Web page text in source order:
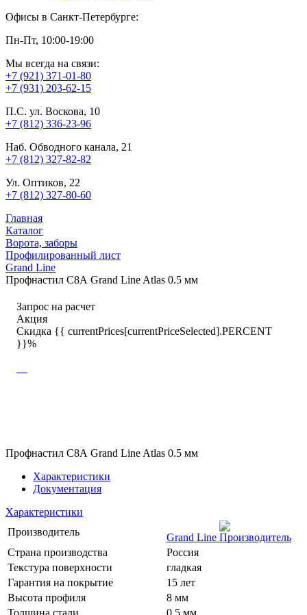
Офисы в Санкт-Петербурге:
Пн-Пт, 10:00-19:00
Мы всегда на связи:
+7 (921) 371-01-80
+7 (931) 203-62-15
П.С. ул. Воскова, 10
+7 (812) 336-23-96
Наб. Обводного канала, 21
+7 (812) 327-82-82
Ул. Оптиков, 22
+7 (812) 327-80-60
Главная
Каталог
Ворота, заборы
Профилированный лист
Grand Line
Профнастил С8А Grand Line Atlas 0.5 мм
Запрос на расчет
Акция
Скидка {{ currentPrices[currentPriceSelected].PERCENT
}}%
Профнастил С8А Grand Line Atlas 0.5 мм
Характеристики
Документация
Характеристики
Производитель
Grand Line
Страна производства
Россия
Текстура поверхности
гладкая
Гарантия на покрытие
15 лет
Высота профиля
8 мм
Толщина стали
0.5 мм